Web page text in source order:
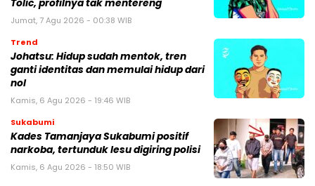
Tolic, profilnya tak mentereng
Jumat, 7 Agu 2026 - 00:38 WIB
Trend
Johatsu: Hidup sudah mentok, tren
ganti identitas dan memulai hidup dari
nol
Kamis, 6 Agu 2026 - 19:46 WIB
Sukabumi
Kades Tamanjaya Sukabumi positif
narkoba, tertunduk lesu digiring polisi
Kamis, 6 Agu 2026 - 18:50 WIB